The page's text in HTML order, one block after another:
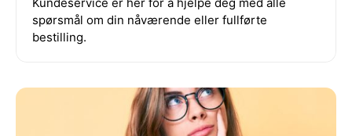
spørsmål om din nåværende eller fullførte
bestilling.